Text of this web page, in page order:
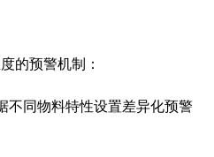
的预警机制：
同物料特性设置差异化预警